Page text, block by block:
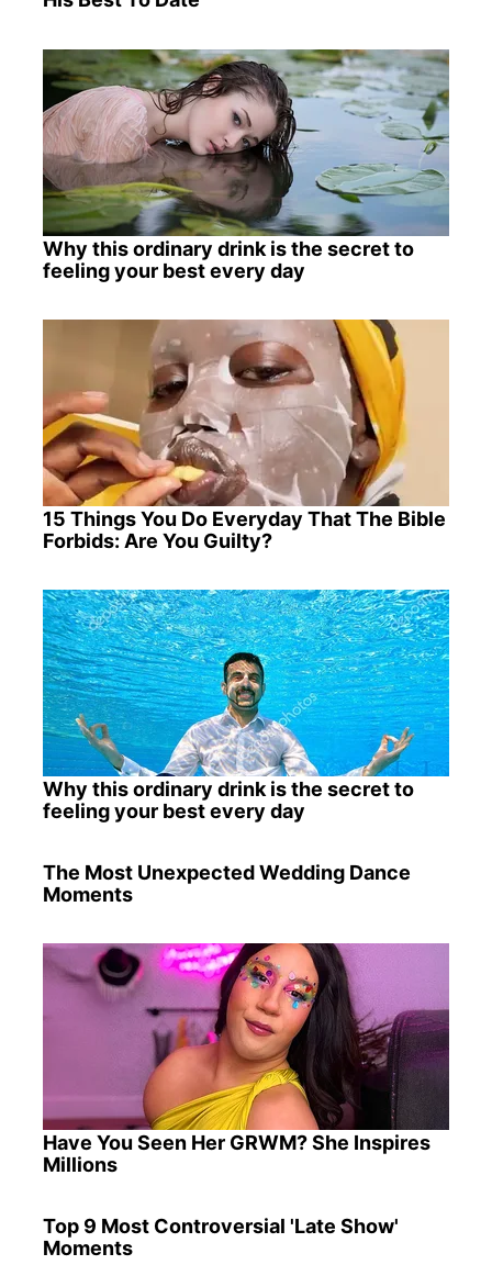
Why this ordinary drink is the secret to
feeling your best every day
15 Things You Do Everyday That The Bible
Forbids: Are You Guilty?
Why this ordinary drink is the secret to
feeling your best every day
The Most Unexpected Wedding Dance
Moments
Have You Seen Her GRWM? She Inspires
Millions
Top 9 Most Controversial 'Late Show'
Moments